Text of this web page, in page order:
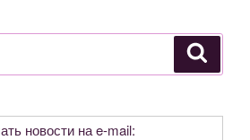
новости на e-mail: